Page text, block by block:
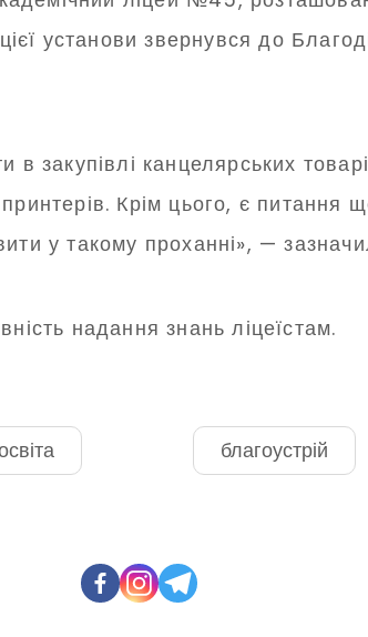
установи звернувся до
канцелярських
Крім цього, є питання
у такому проханні», —
надання знань ліцеїстам.
благоустрій